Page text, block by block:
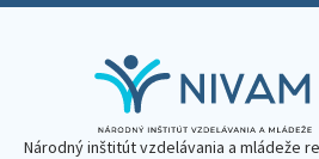
Národný inštitút vzdelávania a mládeže